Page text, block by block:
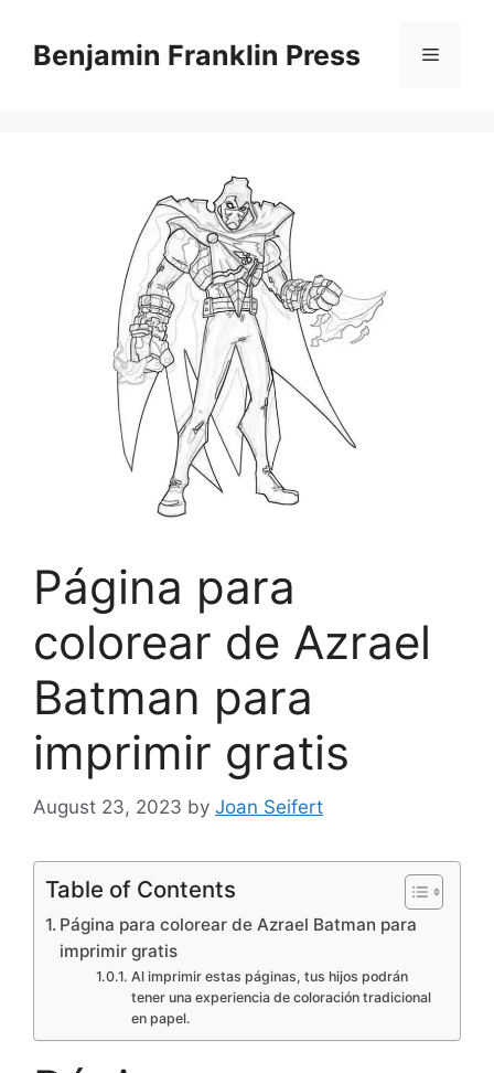
contentBenjamin Franklin Press Menu
Página para
colorear de Azrael
Batman para
imprimir gratis
August 23, 2023 by Joan Seifert
Table of Contents
Página para colorear de Azrael Batman para
imprimir gratis
Al imprimir estas páginas, tus hijos podrán
tener una experiencia de coloración tradicional
en papel.